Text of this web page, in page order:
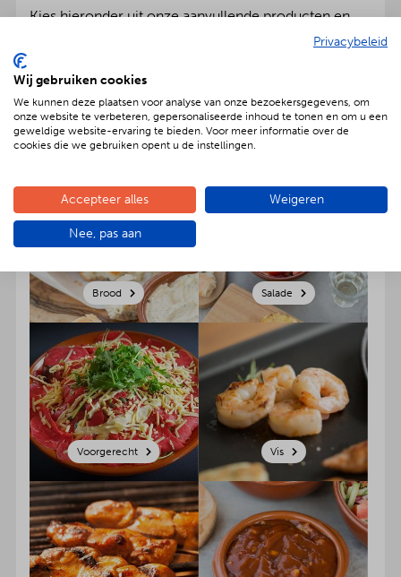
Kies hieronder uit onze aanvullende producten en
maak uw bestelling naar hartenlust compleet. Onder
ambachtelijke desserts bestellen. Klik op een
categorie om product(en) te selecteren en voeg ze
direct toe aan jouw winkelmandje. Zo simpel kan het
zijn!
Brood Salade
Voorgerecht Vis
Privacybeleid
Wij gebruiken cookies
We kunnen deze plaatsen voor analyse van onze bezoekersgegevens, om
onze website te verbeteren, gepersonaliseerde inhoud te tonen en om u een
geweldige website-ervaring te bieden. Voor meer informatie over de
cookies die we gebruiken opent u de instellingen.
Accepteer alles Weigeren
Nee, pas aan